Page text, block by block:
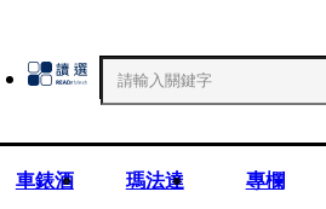
車錶酒 瑪法達 專欄